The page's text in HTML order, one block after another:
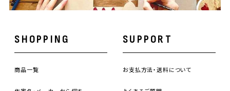
SHOPPING
商品一覧
SUPPORT
お支払方法・送料について